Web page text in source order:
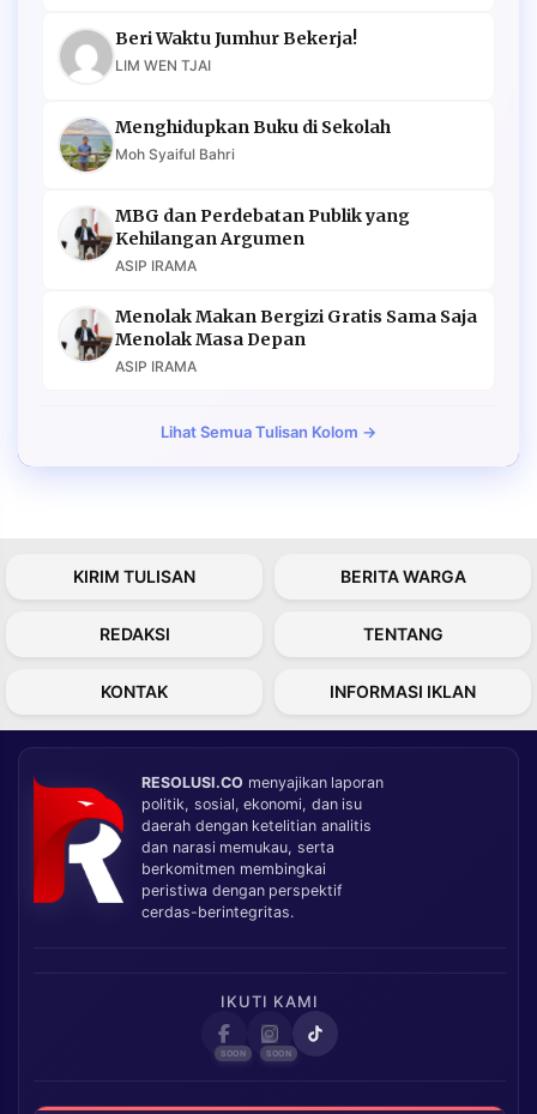
Beri Waktu Jumhur Bekerja!
LIM WEN TJAI
Menghidupkan Buku di Sekolah
Moh Syaiful Bahri
MBG dan Perdebatan Publik yang
Kehilangan Argumen
ASIP IRAMA
Menolak Makan Bergizi Gratis Sama Saja
Menolak Masa Depan
ASIP IRAMA
Lihat Semua Tulisan Kolom →
KIRIM TULISAN BERITA WARGA
REDAKSI TENTANG
KONTAK INFORMASI IKLAN
RESOLUSI.CO menyajikan laporan
politik, sosial, ekonomi, dan isu
daerah dengan ketelitian analitis
dan narasi memukau, serta
berkomitmen membingkai
peristiwa dengan perspektif
cerdas-berintegritas.
IKUTI KAMI